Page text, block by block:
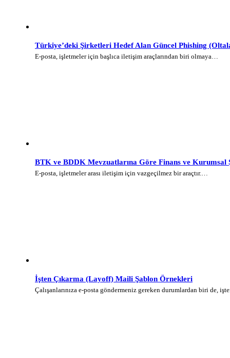
Türkiye’deki Şirketleri Hedef Alan Güncel Phishing
E-posta, işletmeler için başlıca iletişim araçlarından biri olmaya…
BTK ve BDDK Mevzuatlarına Göre Finans ve
E-posta, işletmeler arası iletişim için vazgeçilmez bir araçtır.…
İşten Çıkarma (Layoff) Maili Şablon Örnekleri
Çalışanlarınıza e-posta göndermeniz gereken durumlardan biri de,